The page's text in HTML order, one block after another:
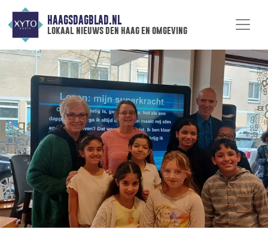
HAAGSDAGBLAD.NL
lokaal nieuws den haag en omgeving